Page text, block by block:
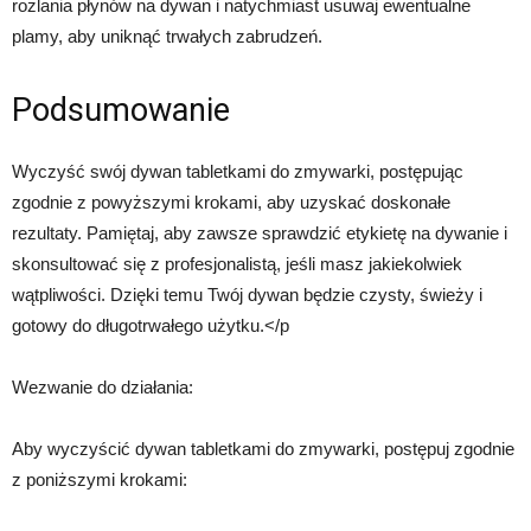
rozlania płynów na dywan i natychmiast usuwaj ewentualne
plamy, aby uniknąć trwałych zabrudzeń.
Podsumowanie
Wyczyść swój dywan tabletkami do zmywarki, postępując
zgodnie z powyższymi krokami, aby uzyskać doskonałe
rezultaty. Pamiętaj, aby zawsze sprawdzić etykietę na dywanie i
skonsultować się z profesjonalistą, jeśli masz jakiekolwiek
wątpliwości. Dzięki temu Twój dywan będzie czysty, świeży i
gotowy do długotrwałego użytku.</p
Wezwanie do działania:
Aby wyczyścić dywan tabletkami do zmywarki, postępuj zgodnie
z poniższymi krokami: